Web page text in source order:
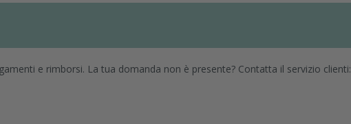
e rimborsi. La tua domanda non è presente? Contatta il servizio clienti: